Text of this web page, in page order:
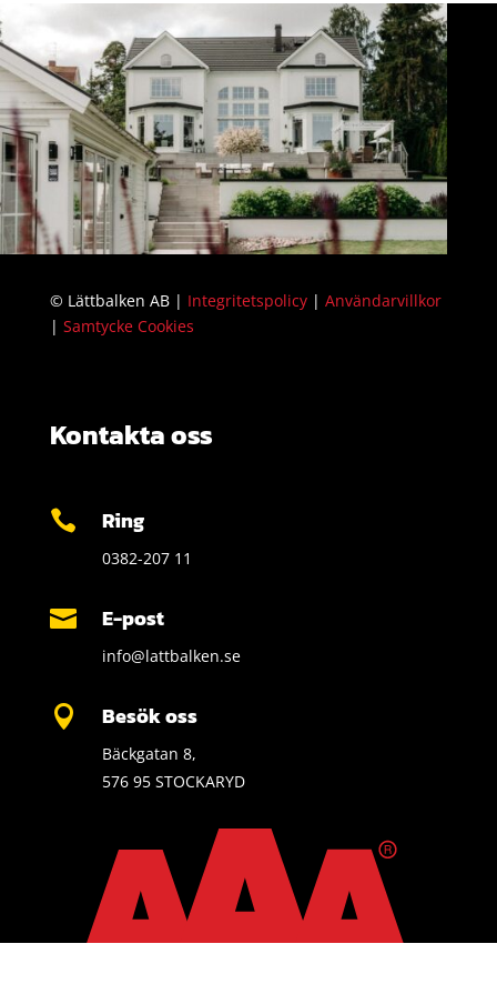
© Lättbalken AB | Integritetspolicy| Användarvillkor
| Samtycke Cookies
Kontakta oss
 Ring
0382-207 11
 E-post
info@lattbalken.se
 Besök oss
Bäckgatan 8,
576 95 STOCKARYD